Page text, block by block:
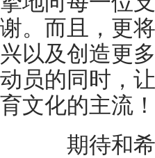
谢。而且，更
兴以及创造更
动员的同时，
育文化的主流！
期待和希